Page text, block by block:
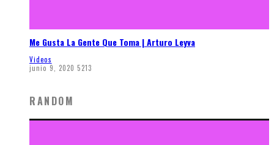
Me Gusta La Gente Que Toma | Arturo Leyva
Videos
junio 9, 2020 5213
RANDOM